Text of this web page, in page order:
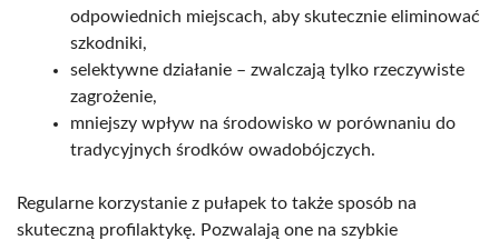
odpowiednich miejscach, aby skutecznie eliminować
szkodniki,
selektywne działanie – zwalczają tylko rzeczywiste
zagrożenie,
mniejszy wpływ na środowisko w porównaniu do
tradycyjnych środków owadobójczych.
Regularne korzystanie z pułapek to także sposób na
skuteczną profilaktykę. Pozwalają one na szybkie